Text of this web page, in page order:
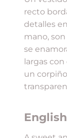
recto
detalles
mano,
se
largas
un
English